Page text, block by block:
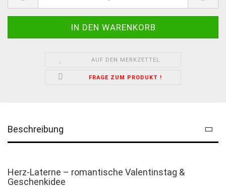
AUF DEN MERKZETTEL
FRAGE ZUM PRODUKT !
Beschreibung
Herz-Laterne – romantische Valentinstag &
Geschenkidee